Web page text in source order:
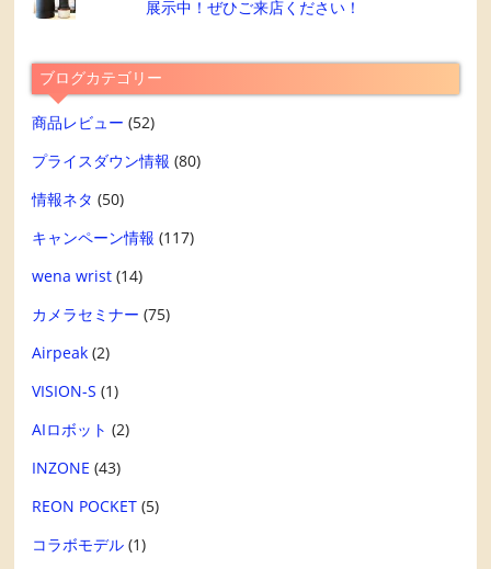
展示中！ぜひご来店ください！
ブログカテゴリー
商品レビュー (52)
プライスダウン情報 (80)
情報ネタ (50)
キャンペーン情報 (117)
wena wrist (14)
カメラセミナー (75)
Airpeak (2)
VISION-S (1)
AIロボット (2)
INZONE (43)
REON POCKET (5)
コラボモデル (1)